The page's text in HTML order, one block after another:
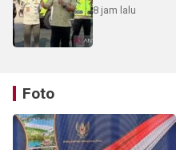
8 jam lalu
Foto